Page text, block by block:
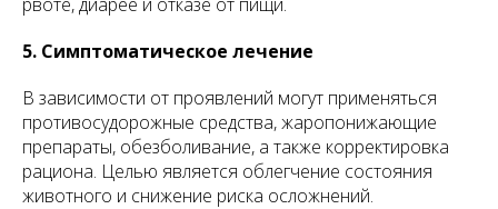
5. Симптоматическое лечение
В зависимости от проявлений могут применяться
противосудорожные средства, жаропонижающие
препараты, обезболивание, а также корректировка
рациона. Целью является облегчение состояния
животного и снижение риска осложнений.